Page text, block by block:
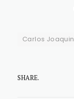
Carlos Joaquin
SHARE.